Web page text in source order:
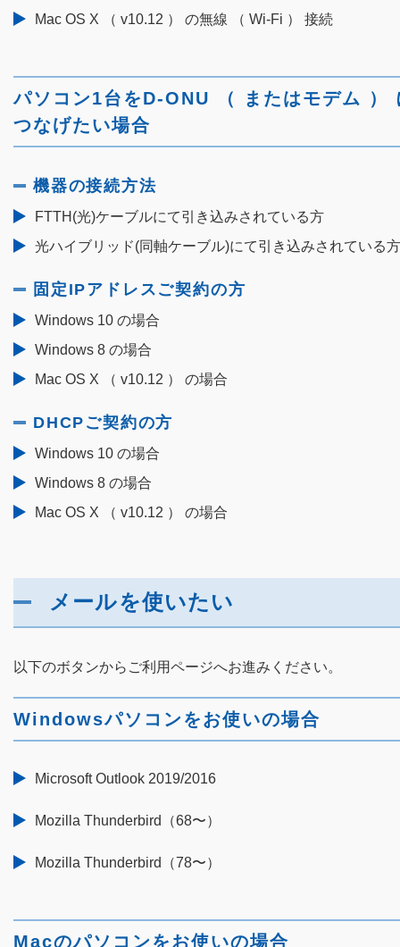
Mac OS X （ v10.12 ） の無線 （ Wi-Fi ） 接続
パソコン1台をD-ONU （ またはモデム ）
つなげたい場合
機器の接続方法
FTTH(光)ケーブルにて引き込みされている方
光ハイブリッド(同軸ケーブル)にて引き込みされている方
固定IPアドレスご契約の方
Windows 10 の場合
Windows 8 の場合
Mac OS X （ v10.12 ） の場合
DHCPご契約の方
Windows 10 の場合
Windows 8 の場合
Mac OS X （ v10.12 ） の場合
メールを使いたい
以下のボタンからご利用ページへお進みください。
Windowsパソコンをお使いの場合
Microsoft Outlook 2019/2016
Mozilla Thunderbird（68〜）
Mozilla Thunderbird（78〜）
Macのパソコンをお使いの場合